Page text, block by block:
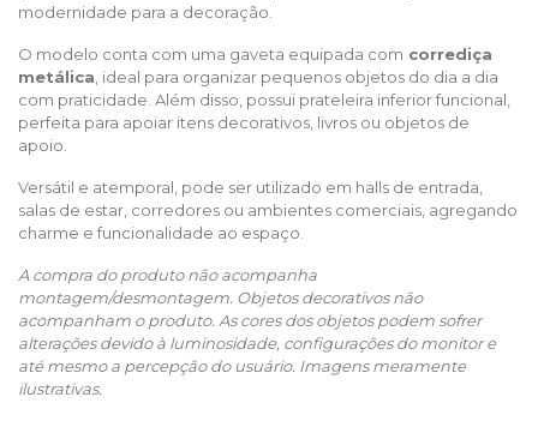
modernidade para a decoração.
O modelo conta com uma gaveta equipada com corrediça
metálica , ideal para organizar pequenos objetos do dia a dia
com praticidade. Além disso, possui prateleira inferior funcional,
perfeita para apoiar itens decorativos, livros ou objetos de
apoio.
Versátil e atemporal, pode ser utilizado em halls de entrada,
salas de estar, corredores ou ambientes comerciais, agregando
charme e funcionalidade ao espaço.
A compra do produto não acompanha
montagem/desmontagem. Objetos decorativos não
acompanham o produto. As cores dos objetos podem sofrer
alterações devido à luminosidade, configurações do monitor e
até mesmo a percepção do usuário. Imagens meramente
ilustrativas.